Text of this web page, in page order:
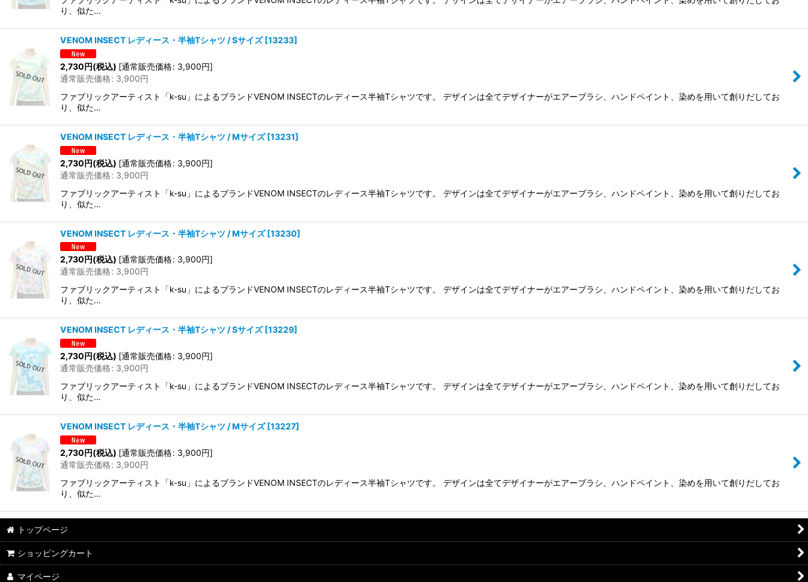
り、似た…
VENOM INSECT レディース・半袖Tシャツ / Sサイズ [13233]
2,730円(税込) [通常販売価格: 3,900円]
通常販売価格: 3,900円
ファブリックアーティスト「k-su」によるブランドVENOM INSECTのレディース半袖Tシャツです。 デザインは全てデザイナーがエアーブラシ、ハンドペイント、染めを用いて創りだしてお
り、似た…
VENOM INSECT レディース・半袖Tシャツ / Mサイズ [13231]
2,730円(税込) [通常販売価格: 3,900円]
通常販売価格: 3,900円
ファブリックアーティスト「k-su」によるブランドVENOM INSECTのレディース半袖Tシャツです。 デザインは全てデザイナーがエアーブラシ、ハンドペイント、染めを用いて創りだしてお
り、似た…
VENOM INSECT レディース・半袖Tシャツ / Mサイズ [13230]
2,730円(税込) [通常販売価格: 3,900円]
通常販売価格: 3,900円
ファブリックアーティスト「k-su」によるブランドVENOM INSECTのレディース半袖Tシャツです。 デザインは全てデザイナーがエアーブラシ、ハンドペイント、染めを用いて創りだしてお
り、似た…
VENOM INSECT レディース・半袖Tシャツ / Sサイズ [13229]
2,730円(税込) [通常販売価格: 3,900円]
通常販売価格: 3,900円
ファブリックアーティスト「k-su」によるブランドVENOM INSECTのレディース半袖Tシャツです。 デザインは全てデザイナーがエアーブラシ、ハンドペイント、染めを用いて創りだしてお
り、似た…
VENOM INSECT レディース・半袖Tシャツ / Mサイズ [13227]
2,730円(税込) [通常販売価格: 3,900円]
通常販売価格: 3,900円
ファブリックアーティスト「k-su」によるブランドVENOM INSECTのレディース半袖Tシャツです。 デザインは全てデザイナーがエアーブラシ、ハンドペイント、染めを用いて創りだしてお
り、似た…
トップページ
ショッピングカート
マイページ